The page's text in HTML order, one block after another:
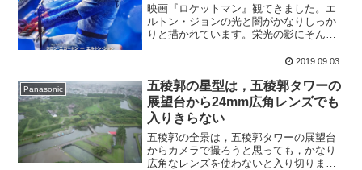
映画『ロケットマン』観てきました。エ
ルトン・ジョンの光と闇がかなりしっか
りと描かれています。栄光の影にそんな
2019.09.03
Panasonic
五稜郭の星型は，五稜郭タワーの
展望台から24mm広角レンズでも
入りきらない
五稜郭の全景は，五稜郭タワーの展望台
からカメラで撮ろうと思っても，かなり
広角なレンズを使わないと入り切りませ